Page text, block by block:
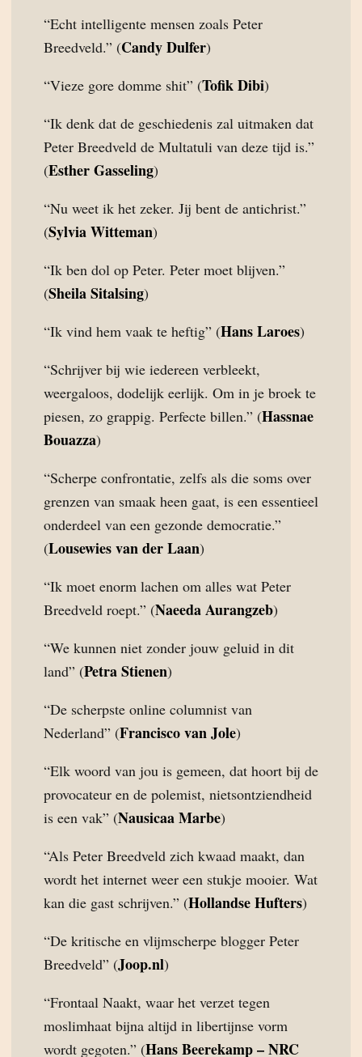
“Echt intelligente mensen zoals Peter
Breedveld.” (Candy Dulfer)
“Vieze gore domme shit” (Tofik Dibi)
“Ik denk dat de geschiedenis zal uitmaken dat
Peter Breedveld de Multatuli van deze tijd is.”
(Esther Gasseling)
“Nu weet ik het zeker. Jij bent de antichrist.”
(Sylvia Witteman)
“Ik ben dol op Peter. Peter moet blijven.”
(Sheila Sitalsing)
“Ik vind hem vaak te heftig” (Hans Laroes)
“Schrijver bij wie iedereen verbleekt,
weergaloos, dodelijk eerlijk. Om in je broek te
piesen, zo grappig. Perfecte billen.” (Hassnae
Bouazza)
“Scherpe confrontatie, zelfs als die soms over
grenzen van smaak heen gaat, is een essentieel
onderdeel van een gezonde democratie.”
(Lousewies van der Laan)
“Ik moet enorm lachen om alles wat Peter
Breedveld roept.” (Naeeda Aurangzeb)
“We kunnen niet zonder jouw geluid in dit
land” (Petra Stienen)
“De scherpste online columnist van
Nederland” (Francisco van Jole)
“Elk woord van jou is gemeen, dat hoort bij de
provocateur en de polemist, nietsontziendheid
is een vak” (Nausicaa Marbe)
“Als Peter Breedveld zich kwaad maakt, dan
wordt het internet weer een stukje mooier. Wat
kan die gast schrijven.” (Hollandse Hufters)
“De kritische en vlijmscherpe blogger Peter
Breedveld” (Joop.nl)
“Frontaal Naakt, waar het verzet tegen
moslimhaat bijna altijd in libertijnse vorm
wordt gegoten.” (Hans Beerekamp – NRC